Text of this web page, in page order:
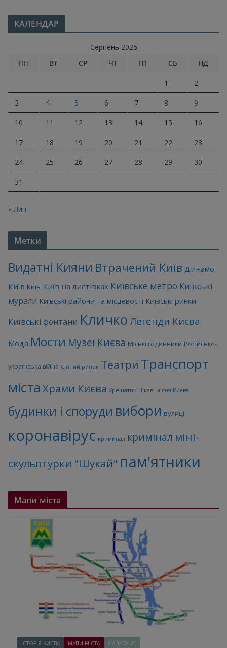
КАЛЕНДАР
Серпень 2026
ПН
ВТ СР ЧТ ПТ СБ НД
1 2
3 4 5 6 7 8 9
10 11 12 13 14 15 16
17 18 19 20 21 22 23
24 25 26 27 28 29 30
31
« Лип
Метки
Видатні Кияни Втрачений Київ Динамо
Київ Київ Київ на листівках Київське метро Київські
мурали Київські райони та місцевості Київські ринки
Київські фонтани Кличко Легенди Києва
Мода Мости Музеї Києва Міські годинники Російсько-
українська війна Сінний ринок Театри Транспорт
міста Храми Києва Хрещатик Цікаві місця Києва
будинки і споруди вибори вулиці
коронавірус криминал кримінал міні-
скульптурки "Шукай" пам'ятники
Мапи міста
ІСТОРІЯ КИЄВА МАПИ МІСТА НАЙКРАЩЕ